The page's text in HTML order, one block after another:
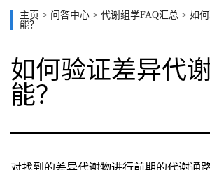
主页 > 问答中心 > 代谢组学FAQ汇总 > 如
能？
如何验证差异代
能？
对找到的差异代谢物进行前期的代谢通